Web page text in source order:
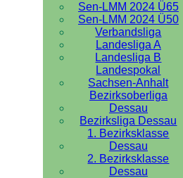
Sen-LMM 2024 Ü65
Sen-LMM 2024 Ü50
Verbandsliga
Landesliga A
Landesliga B
Landespokal
Sachsen-Anhalt
Bezirksoberliga
Dessau
Bezirksliga Dessau
1. Bezirksklasse
Dessau
2. Bezirksklasse
Dessau